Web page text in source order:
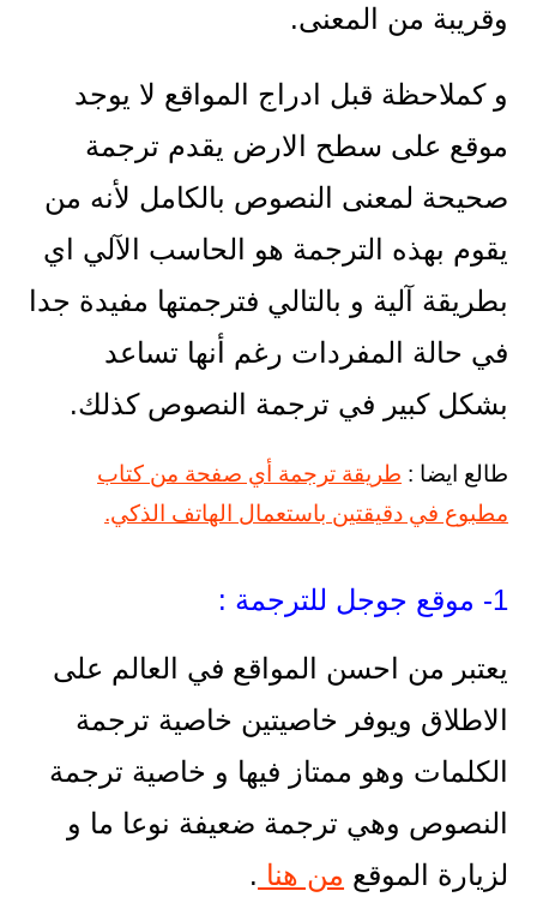
وقريبة من المعنى.
و كملاحظة قبل ادراج المواقع لا يوجد
موقع على سطح الارض يقدم ترجمة
صحيحة لمعنى النصوص بالكامل لأنه من
يقوم بهذه الترجمة هو الحاسب الآلي اي
بطريقة آلية و بالتالي فترجمتها مفيدة جدا
في حالة المفردات رغم أنها تساعد
بشكل كبير في ترجمة النصوص كذلك.
طالع ايضا : طريقة ترجمة أي صفحة من كتاب
مطبوع في دقيقتين باستعمال الهاتف الذكي.
1- موقع جوجل للترجمة :
يعتبر من احسن المواقع في العالم على
الاطلاق ويوفر خاصيتين خاصية ترجمة
الكلمات وهو ممتاز فيها و خاصية ترجمة
النصوص وهي ترجمة ضعيفة نوعا ما و
لزيارة الموقع من هنا .